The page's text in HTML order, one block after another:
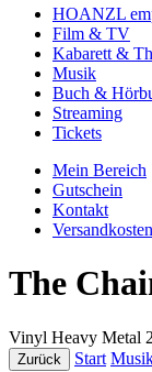
HOANZL
Film & TV
Kabarett &
Musik
Buch &
Streaming
Tickets
Mein Bereich
Gutschein
Kontakt
Versandkosten
The
Vinyl Heavy Metal
Zurück Start